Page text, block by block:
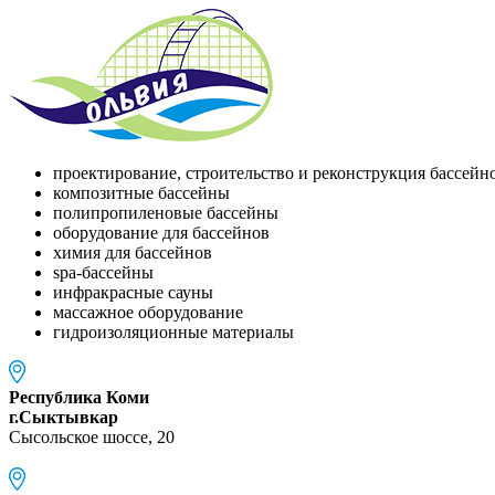
проектирование, строительство и реконструкция
композитные бассейны
полипропиленовые бассейны
оборудование для бассейнов
химия для бассейнов
spa-бассейны
инфракрасные сауны
массажное оборудование
гидроизоляционные материалы
Республика Коми
г.Сыктывкар
Сысольское шоссе, 20